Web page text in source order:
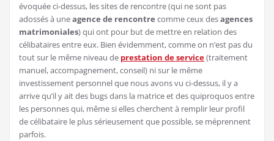
évoquée ci-dessus, les sites de rencontre (qui ne sont pas
adossés à uneagence de rencontre comme ceux desagences
matrimoniales) qui ont pour but de mettre en relation des
célibataires entre eux. Bien évidemment, comme on n’est pas du
tout sur le même niveau de prestation de service(traitement
manuel, accompagnement, conseil) ni sur le même
investissement personnel que nous avons vu ci-dessus, il y a
arrive qu’il y ait des bugs dans la matrice et des quiproquos entre
les personnes qui, même si elles cherchent à remplir leur profil
de célibataire le plus sérieusement que possible, se méprennent
parfois.